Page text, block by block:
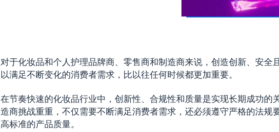
对于化妆品和个人护理品牌商、零售商和制造商来说，创造创新、安全
以满足不断变化的消费者需求，比以往任何时候都更加重要。
在节奏快速的化妆品行业中，创新性、合规性和质量是实现长期成功的
造商挑战重重，不仅需要不断满足消费者需求，还必须遵守严格的法规
高标准的产品质量。